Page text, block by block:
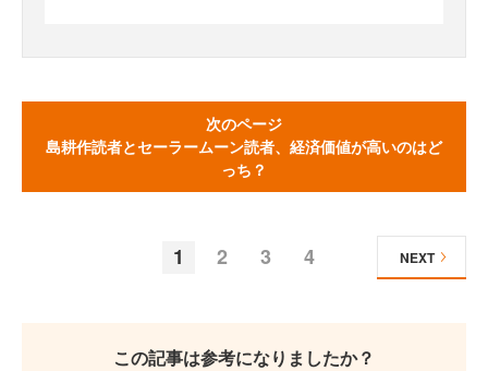
次のページ
島耕作読者とセーラームーン読者、経済価値が高いのはど
っち？
1 2 3 4 NEXT
この記事は参考になりましたか？